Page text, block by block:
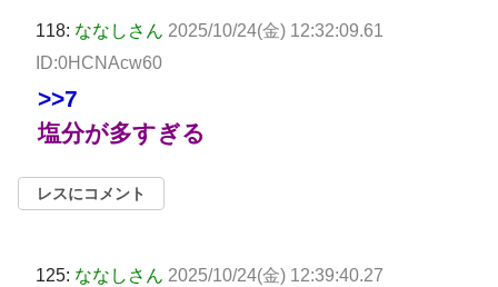
118: ななしさん 2025/10/24(金) 12:32:09.61
ID:0HCNAcw60
>>7
塩分が多すぎる
レスにコメント
125: ななしさん 2025/10/24(金) 12:39:40.27